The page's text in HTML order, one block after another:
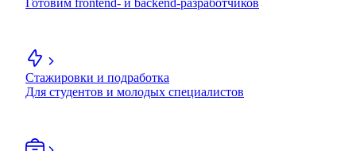
Готовим frontend- и backend-разработчиков
Стажировки и подработка
Для студентов и молодых специалистов